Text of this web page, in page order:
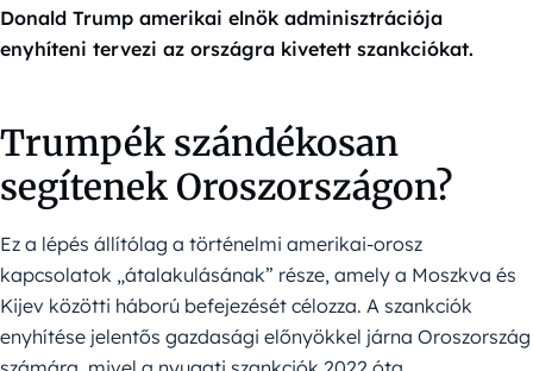
Donald Trump amerikai elnök adminisztrációja
enyhíteni tervezi az országra kivetett szankciókat.
Trumpék szándékosan
segítenek Oroszországon?
Ez a lépés állítólag a történelmi amerikai-orosz
kapcsolatok „átalakulásának” része, amely a Moszkva és
Kijev közötti háború befejezését célozza. A szankciók
enyhítése jelentős gazdasági előnyökkel járna Oroszország